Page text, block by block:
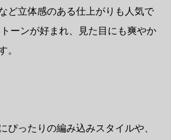
ど立体感のある仕上がりも人気で
ーンが好まれ、見た目にも爽やか
。
ぴったりの編み込みスタイルや、